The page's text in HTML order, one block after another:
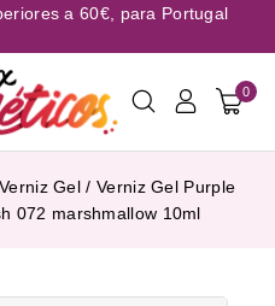
a 60€, para Portugal
0
Verniz Gel / Verniz Gel Purple
072 marshmallow 10ml